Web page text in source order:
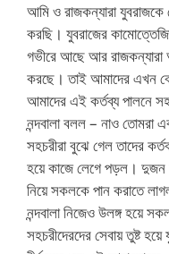
আমি ও রাজকন্যারা যুবরাজকে
করছি। যুবরাজের
গভীরে আছে আর রাজকন্যারা
করছে। তাই আমাদের এখন
আমাদের এই কর্তব্য পালনে
নন্দবালা বলল – নাও তোমরা
সহচরীরা বুঝে গেল তাদের
হয়ে কাজে লেগে পড়ল।
নিয়ে সকলকে পান করাতে
নন্দবালা নিজেও উলঙ্গ হয়ে
সহচরীদেরদের সেবায় তুষ্ট হয়ে